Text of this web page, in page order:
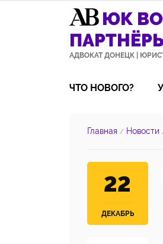
ЮК
АДВОКАТ ДОНЕЦК |
ЧТО НОВОГО?
Главная / Новости
22
ДЕКАБРЬ